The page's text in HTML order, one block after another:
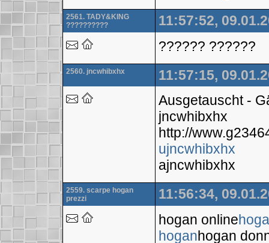
2561. TADY&KING
??????????
11:57:52,
?????? ??????
2560. jncwhibxhx
11:57:15,
Ausgetauscht -
jncwhibxhx
http://
ujncwhibxhx
ajncwhibxhx
2559. scarpe hogan
prezzi
11:56:34,
hogan online
hoganhogan